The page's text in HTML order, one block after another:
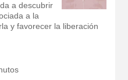
a descubrir
a la
y favorecer la liberación